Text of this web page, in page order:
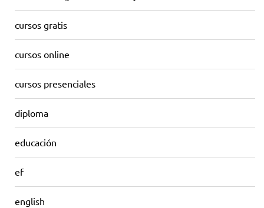
cursos gratis
cursos online
cursos presenciales
diploma
educación
ef
english